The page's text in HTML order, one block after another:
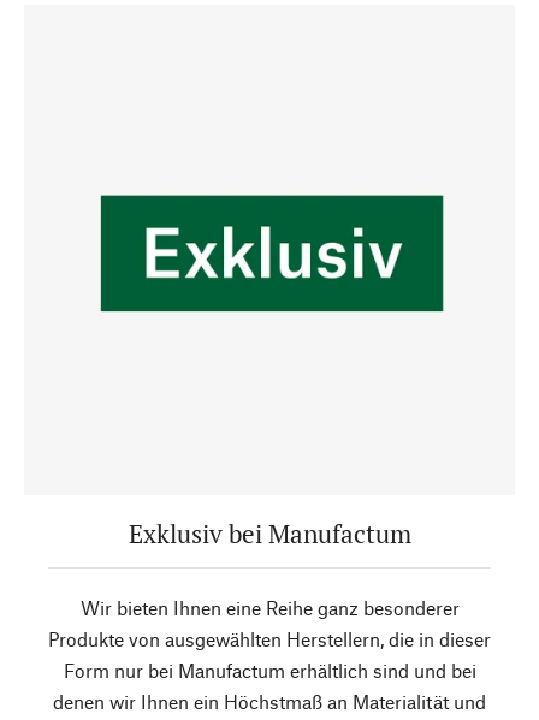
Exklusiv bei Manufactum
Wir bieten Ihnen eine Reihe ganz besonderer
Produkte von ausgewählten Herstellern, die in dieser
Form nur bei Manufactum erhältlich sind und bei
denen wir Ihnen ein Höchstmaß an Materialität und